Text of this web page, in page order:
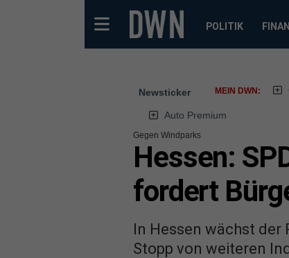
POLITIK
Newsticker MEIN DWN:
Auto Premium
Gegen Windparks
Hessen:
fordert
In Hessen wächst der
Stopp von weiteren